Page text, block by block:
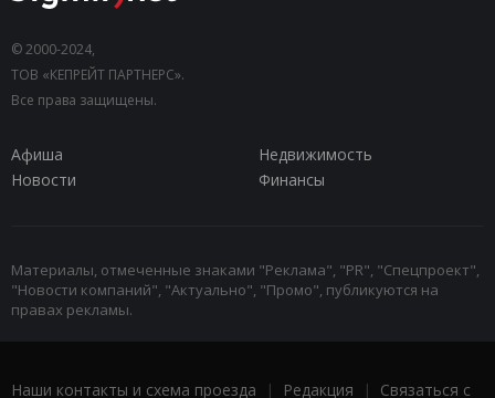
© 2000-2024,
ТОВ «КЕПРЕЙТ ПАРТНЕРС».
Все права защищены.
Афиша
Недвижимость
Новости
Финансы
Материалы, отмеченные знаками "Реклама", "PR", "Спецпроект",
"Новости компаний", "Актуально", "Промо", публикуются на
правах рекламы.
Наши контакты и схема проезда | Редакция | Связаться с